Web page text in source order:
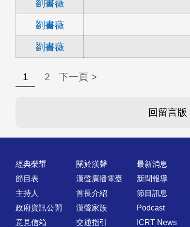
劉書薇
劉書薇
劉書薇
1 2 下一頁 >
回留言版
快速連結
經典榮耀
節目表
主持人
政府資訊公開
意見信箱
關於漢聲
漢聲廣播電臺
首長介紹
漢聲家族
交通指引
最新消息
新聞報導
節目訊息
Podcast
ICRT News